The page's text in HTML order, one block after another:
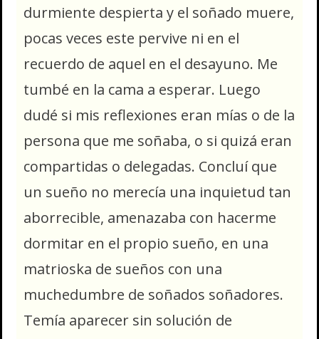
durmiente despierta y el soñado muere,
pocas veces este pervive ni en el
recuerdo de aquel en el desayuno. Me
tumbé en la cama a esperar. Luego
dudé si mis reflexiones eran mías o de la
persona que me soñaba, o si quizá eran
compartidas o delegadas. Concluí que
un sueño no merecía una inquietud tan
aborrecible, amenazaba con hacerme
dormitar en el propio sueño, en una
matrioska de sueños con una
muchedumbre de soñados soñadores.
Temía aparecer sin solución de